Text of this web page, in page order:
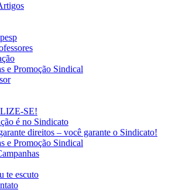
e Promoção Sindical
SE!
é no Sindicato
direitos – você garante o Sindicato!
e Promoção Sindical
te escuto